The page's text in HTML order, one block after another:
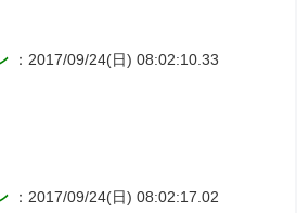
：2017/09/24(日) 08:02:10.33
：2017/09/24(日) 08:02:17.02